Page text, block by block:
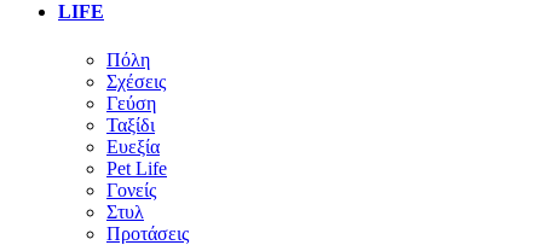
LIFE
Πόλη
Σχέσεις
Γεύση
Ταξίδι
Ευεξία
Pet Life
Γονείς
Στυλ
Προτάσεις